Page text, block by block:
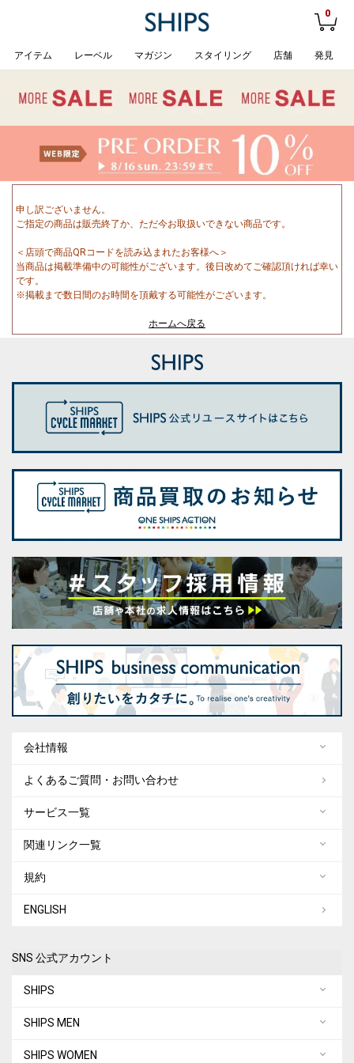
0
アイテム レーベル マガジン スタイリング 店舗 発見
申し訳ございません。
ご指定の商品は販売終了か、ただ今お取扱いできない商品です。
＜店頭で商品QRコードを読み込まれたお客様へ＞
当商品は掲載準備中の可能性がございます。後日改めてご確認頂ければ幸い
です。
※掲載まで数日間のお時間を頂戴する可能性がございます。
ホームへ戻る
会社情報
よくあるご質問・お問い合わせ
サービス一覧
関連リンク一覧
規約
ENGLISH
SNS 公式アカウント
SHIPS
SHIPS MEN
SHIPS WOMEN